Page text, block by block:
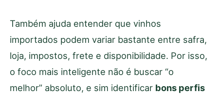
Também ajuda entender que vinhos
importados podem variar bastante entre safra,
loja, impostos, frete e disponibilidade. Por isso,
o foco mais inteligente não é buscar “o
melhor” absoluto, e sim identificar bons perfis